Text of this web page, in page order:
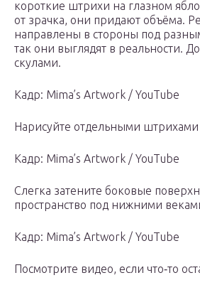
короткие штрихи на глазном
от зрачка, они придают объёма.
направлены в стороны под
так они выглядят в реальности.
скулами.
Кадр: Mima’s Artwork / YouTube
Нарисуйте отдельными
Кадр: Mima’s Artwork / YouTube
Слегка затените боковые
пространство под нижними
Кадр: Mima’s Artwork / YouTube
Посмотрите видео, если что‑то